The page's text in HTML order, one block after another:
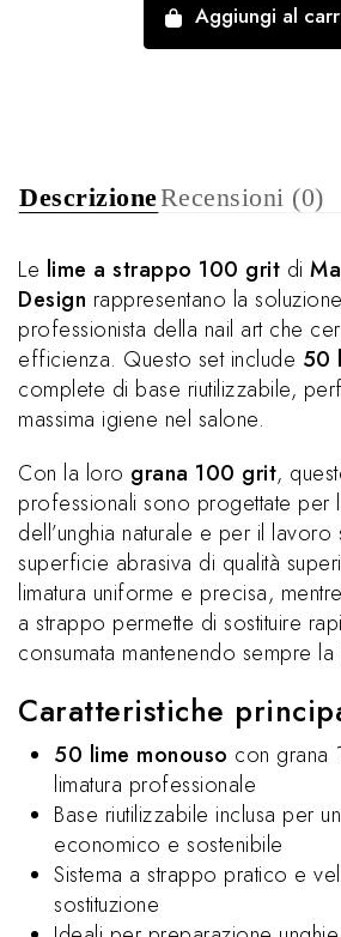
Aggiungi al
DescrizioneRecensioni (0)
Le lime a strappo 100 grit di
Design rappresentano la
professionista della nail art che
efficienza. Questo set include 50
complete di base riutilizzabile,
massima igiene nel salone.
Con la loro grana 100 grit,
professionali sono progettate per
dell’unghia naturale e per il
superficie abrasiva di qualità
limatura uniforme e precisa,
a strappo permette di sostituire
consumata mantenendo sempre la
Caratteristiche
50 lime monouso con grana
limatura professionale
Base riutilizzabile inclusa per
economico e sostenibile
Sistema a strappo pratico e
sostituzione